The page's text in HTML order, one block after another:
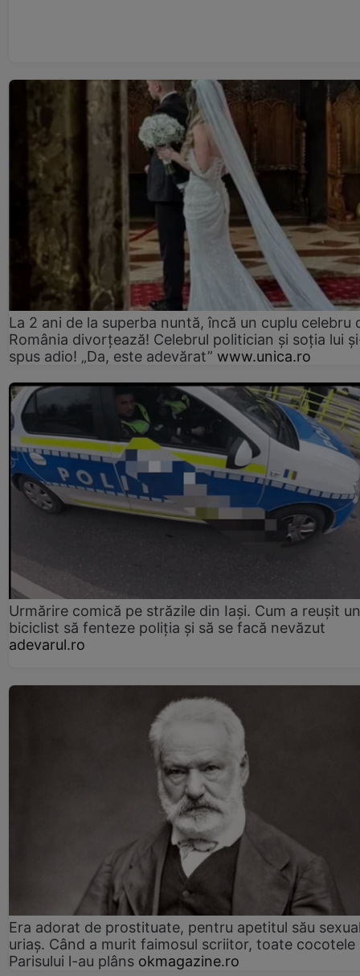
La 2 ani de la superba nuntă, încă un cuplu celebru
România divorțează! Celebrul politician și soția lui
spus adio! „Da, este adevărat” www.unica.ro
Urmărire comică pe străzile din Iași. Cum a reușit un
biciclist să fenteze poliția și să se facă nevăzut
adevarul.ro
Era adorat de prostituate, pentru apetitul său
uriaș. Când a murit faimosul scriitor, toate cocotele
Parisului l-au plâns okmagazine.ro